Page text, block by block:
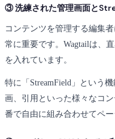
③ 洗練された管理画面と
コンテンツを管理する編集
常に重要です。Wagtailは、
を入れています。
特に「StreamField」という
画、引用といった様々なコ
番で自由に組み合わせてペー